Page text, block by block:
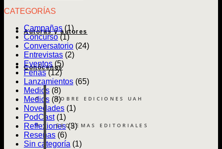
Autoras y autores
Conócenos
SOBRE EDICIONES UAH
ESQUEMAS EDITORIALES
CATEGORÍAS
Campañas (1)
Concurso(1)
Conversatorio (24)
Entrevistas (2)
Eventos (5)
Ferias(12)
Lanzamientos (65)
Medios (8)
Medios (8)
Novedades (1)
PodCast(1)
Reflexiones(3)
Reseñas (6)
Sin categoría (1)